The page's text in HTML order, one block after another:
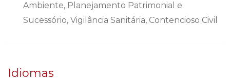
Ambiente, Planejamento Patrimonial e
Sucessório, Vigilância Sanitária, Contencioso Civil
Idiomas